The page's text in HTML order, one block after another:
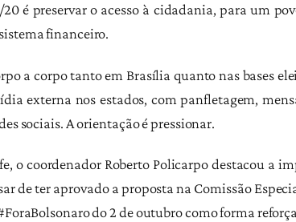
é preservar o acesso à cidadania, para um
financeiro.
a corpo tanto em Brasília quanto nas bases
externa nos estados, com panfletagem,
sociais. A orientação é pressionar.
o coordenador Roberto Policarpo destacou a
de ter aprovado a proposta na Comissão
do 2 de outubro como forma